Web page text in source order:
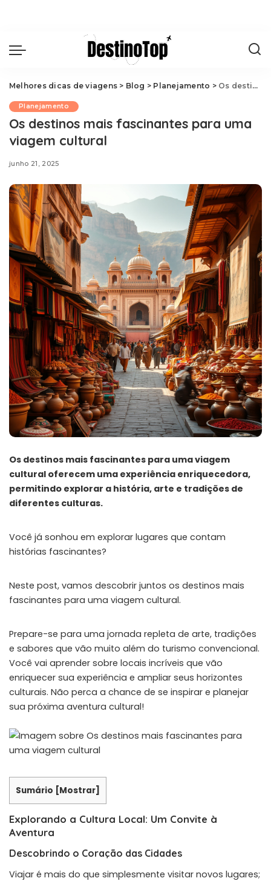
Melhores dicas de viagens > Blog > Planejamento > Os destinos mais fascinantes para uma viagem cultural
Planejamento
Os destinos mais fascinantes para uma
viagem cultural
junho 21, 2025
Os destinos mais fascinantes para uma viagem
cultural oferecem uma experiência enriquecedora,
permitindo explorar a história, arte e tradições de
diferentes culturas.
Você já sonhou em explorar lugares que contam
histórias fascinantes?
Neste post, vamos descobrir juntos os destinos mais
fascinantes para uma viagem cultural.
Prepare-se para uma jornada repleta de arte, tradições
e sabores que vão muito além do turismo convencional.
Você vai aprender sobre locais incríveis que vão
enriquecer sua experiência e ampliar seus horizontes
culturais. Não perca a chance de se inspirar e planejar
sua próxima aventura cultural!
Sumário [Mostrar]
Explorando a Cultura Local: Um Convite à
Aventura
Descobrindo o Coração das Cidades
Viajar é mais do que simplesmente visitar novos lugares;